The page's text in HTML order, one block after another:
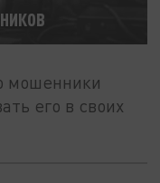
мошенники
его в своих